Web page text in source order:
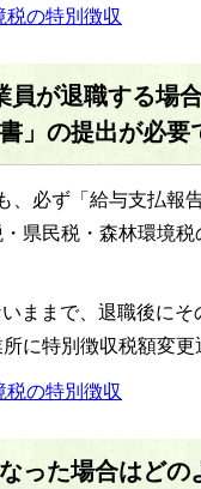
の特別徴収
員が退職する場
」の提出が必要
、必ず「給与支払報
県民税・森林環境
ままで、退職後に
に特別徴収税額変更
の特別徴収
った場合はどの